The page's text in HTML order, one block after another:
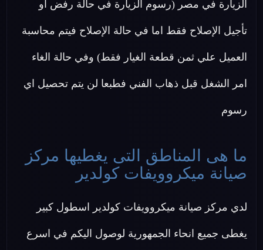
الزيارة في مصر (رسوم الزيارة في حالة رفض او
تأجيل الإصلاح فقط اما في حالة الإصلاح فيتم محاسبة
العميل علي ثمن قطعة الغيار فقط) وفي حالة الغاء
امر الشغل قبل ذهاب الفني فطبعا لن يتم تحصيل اي
رسوم
ما هى المناطق التى يغطيها مركز
صيانة ميكروويفات كولدير
لدي مركز صيانة ميكروويفات كولدير اسطول كبير
يغطى جميع انحاء الجمهورية لوصول اليكم في اسرع